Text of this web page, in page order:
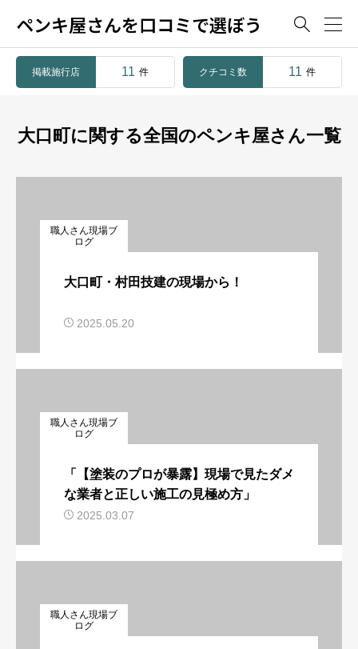
ペンキ屋さんを口コミで選ぼう 
掲載施行店 11 件 クチコミ数 11 件
大口町に関する全国のペンキ屋さん一覧
職人さん現場ブ
ログ
大口町・村田技建の現場から！
2025.05.20
職人さん現場ブ
ログ
「【塗装のプロが暴露】現場で見たダメ
な業者と正しい施工の見極め方」
2025.03.07
職人さん現場ブ
ログ